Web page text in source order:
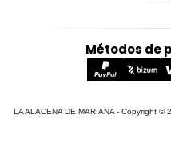
Métodos de
LA ALACENA DE MARIANA- Copyright ©